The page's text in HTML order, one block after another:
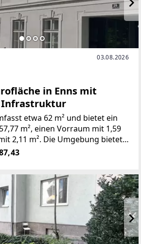
03.08.2026
in Enns mit
Infrastruktur
etwa 62 m² und bietet ein
m², einen Vorraum mit 1,59
2,11 m². Die Umgebung bietet
Infrastruktur. In wenigen
Sie diverse